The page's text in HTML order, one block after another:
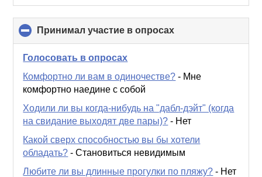
Принимал участие в опросах
to
Голосовать в опросах
Комфортно ли вам в одиночестве? - Мне
комфортно наедине с собой
Ходили ли вы когда-нибудь на "дабл-дэйт" (когда
на свидание выходят две пары)? - Нет
Какой сверх способностью вы бы хотели
обладать? -Становиться невидимым
Любите ли вы длинные прогулки по пляжу? - Нет